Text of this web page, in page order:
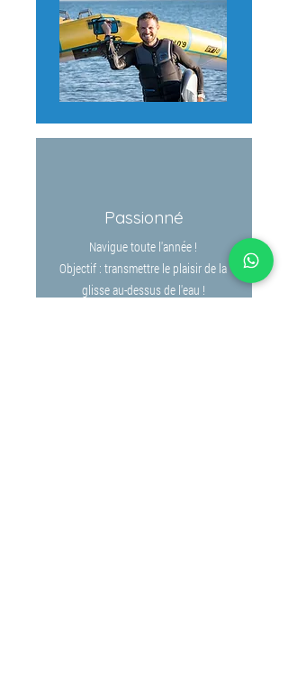
Passionné
Navigue toute l'année !
Objectif : transmettre le plaisir de la
glisse au-dessus de l'eau !